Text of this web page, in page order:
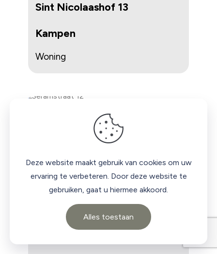
Sint Nicolaashof 13
Kampen
Woning
Deze website maakt gebruik van cookies om uw
ervaring te verbeteren. Door deze website te
gebruiken, gaat u hiermee akkoord.
Alles toestaan